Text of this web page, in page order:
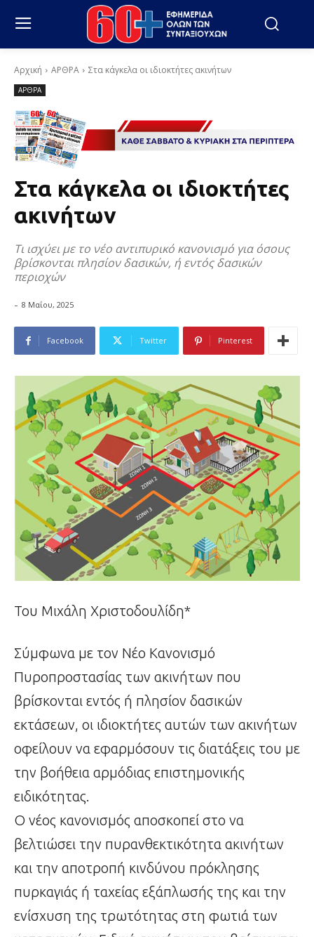
Αρχική ΑΡΘΡΑ Στα κάγκελα οι ιδιοκτήτες ακινήτων
ΑΡΘΡΑ
Στα κάγκελα οι ιδιοκτήτες
ακινήτων
Τι ισχύει με το νέο αντιπυρικό κανονισμό για όσους
βρίσκονται πλησίον δασικών, ή εντός δασικών
περιοχών
- 8 Μαΐου, 2025
Facebook Twitter Pinterest
Του Μιχάλη Χριστοδουλίδη*
Σύμφωνα με τoν Νέο Κανονισμό
Πυροπροστασίας των ακινήτων που
βρίσκονται εντός ή πλησίον δασικών
εκτάσεων, οι ιδιοκτήτες αυτών των ακινήτων
οφείλουν να εφαρμόσουν τις διατάξεις του με
την βοήθεια αρμόδιας επιστημονικής
ειδικότητας.
Ο νέος κανονισμός αποσκοπεί στο να
βελτιώσει την πυρανθεκτικότητα ακινήτων
και την αποτροπή κινδύνου πρόκλησης
πυρκαγιάς ή ταχείας εξάπλωσής της και την
ενίσχυση της τρωτότητας στη φωτιά των